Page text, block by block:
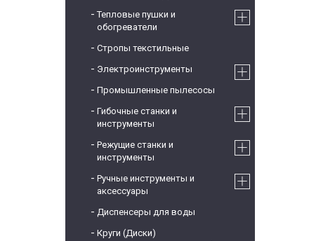
Тепловые пушки и
обогреватели
Стропы текстильные
Электроинструменты
Промышленные пылесосы
Гибочные станки и
инструменты
Режущие станки и
инструменты
Ручные инструменты и
аксессуары
Диспенсеры для воды
Круги (Диски)